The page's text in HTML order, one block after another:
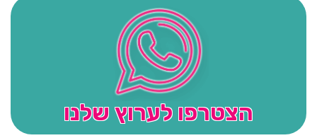
הצטרפו לערוץ שלנו